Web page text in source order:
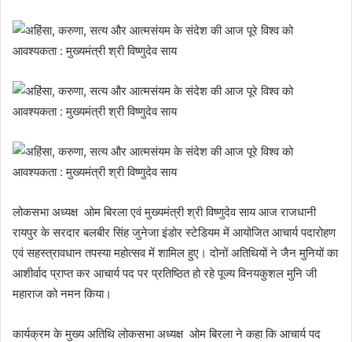
लोकसभा अध्यक्ष ओम बिरला एवं मुख्यमंत्री श्री विष्णुदेव साय आज राजधानी
रायपुर के सरदार बलबीर सिंह जुनेजा इंडोर स्टेडियम में आयोजित आचार्य पदारोहण
एवं सहस्त्रावधान तपस्या महोत्सव में शामिल हुए। दोनों अतिथियों ने जैन मुनियों का
आशीर्वाद प्राप्त कर आचार्य पद पर प्रतिष्ठित हो रहे पूज्य विनयकुशल मुनि जी
महाराज को नमन किया।
कार्यक्रम के मुख्य अतिथि लोकसभा अध्यक्ष ओम बिरला ने कहा कि आचार्य पद